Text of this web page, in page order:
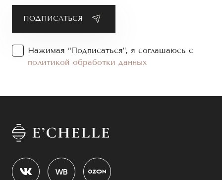
Нажимая “Подписаться”, я соглашаюсь с
политикой обработки данных